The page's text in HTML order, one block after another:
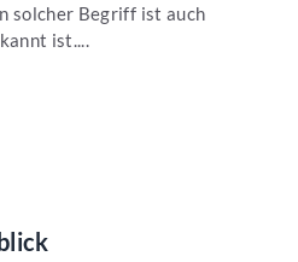
solcher Begriff ist auch
ist....